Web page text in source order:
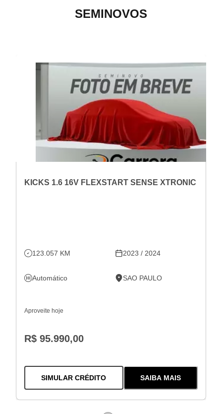
SEMINOVOS
KICKS 1.6 16V FLEXSTART SENSE XTRONIC
123.057 KM 2023 / 2024
Automático SAO PAULO
Aproveite hoje
R$ 95.990,00
SIMULAR CRÉDITOPARA O KICKS 1.6 16V
SAIBA MAIS
SOBRE